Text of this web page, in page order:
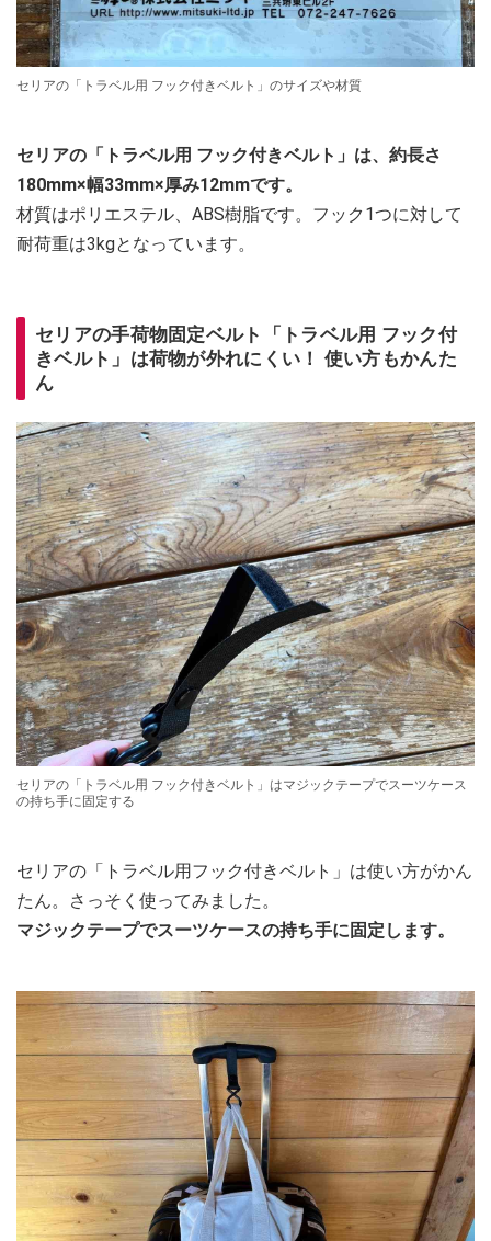
セリアの「トラベル用 フック付きベルト」のサイズや材質
セリアの「トラベル用 フック付きベルト」は、約長さ
180mm×幅33mm×厚み12mmです。
材質はポリエステル、ABS樹脂です。フック1つに対して
耐荷重は3kgとなっています。
セリアの手荷物固定ベルト「トラベル用 フック付
きベルト」は荷物が外れにくい！ 使い方もかんた
ん
セリアの「トラベル用 フック付きベルト」はマジックテープでスーツケース
の持ち手に固定する
セリアの「トラベル用フック付きベルト」は使い方がかん
たん。さっそく使ってみました。
マジックテープでスーツケースの持ち手に固定します。